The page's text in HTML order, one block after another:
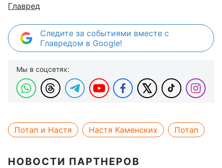
Главред
Следите за событиями вместе с
Главредом в Google!
Мы в соцсетях:
Потап и Настя Настя Каменских Потап
НОВОСТИ ПАРТНЕРОВ